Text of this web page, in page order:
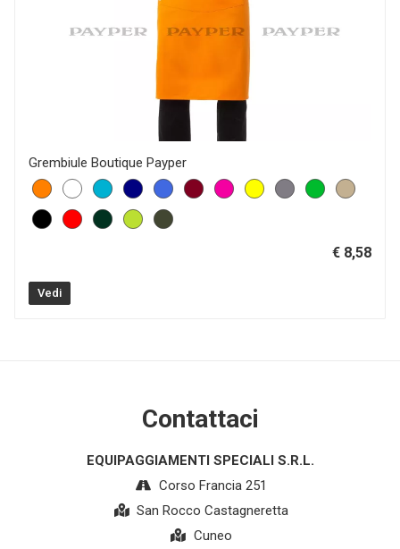
Grembiule Boutique Payper
€ 8,58
Vedi
Contattaci
EQUIPAGGIAMENTI SPECIALI S.R.L.
Corso Francia 251
San Rocco Castagneretta
Cuneo